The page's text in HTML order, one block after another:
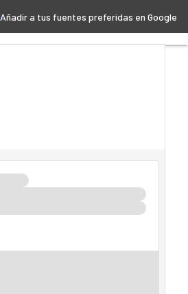
Añadir a tus fuentes preferidas en Google